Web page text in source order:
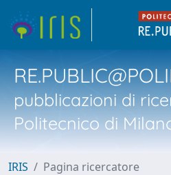
pubblicazioni di
Politecnico di
IRIS Pagina ricercatore